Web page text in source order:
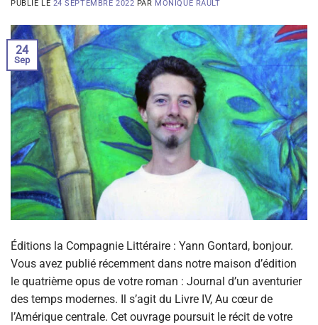
PUBLIÉ LE 24 SEPTEMBRE 2022 PAR MONIQUE RAULT
24
Sep
Éditions la Compagnie Littéraire : Yann Gontard, bonjour.
Vous avez publié récemment dans notre maison d’édition
le quatrième opus de votre roman : Journal d’un aventurier
des temps modernes. Il s’agit du Livre IV, Au cœur de
l’Amérique centrale. Cet ouvrage poursuit le récit de votre